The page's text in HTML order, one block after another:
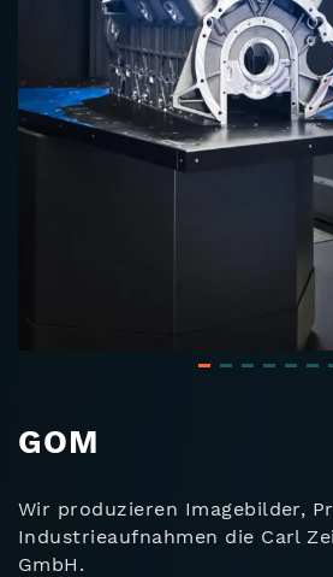
GOM
Wir produzieren Imagebilder,
Industrieaufnahmen die Carl
GmbH.